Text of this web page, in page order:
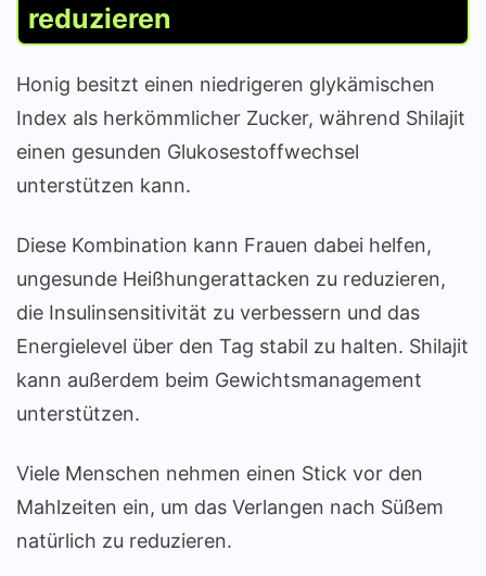
reduzieren
Honig besitzt einen niedrigeren glykämischen
Index als herkömmlicher Zucker, während Shilajit
einen gesunden Glukosestoffwechsel
unterstützen kann.
Diese Kombination kann Frauen dabei helfen,
ungesunde Heißhungerattacken zu reduzieren,
die Insulinsensitivität zu verbessern und das
Energielevel über den Tag stabil zu halten. Shilajit
kann außerdem beim Gewichtsmanagement
unterstützen.
Viele Menschen nehmen einen Stick vor den
Mahlzeiten ein, um das Verlangen nach Süßem
natürlich zu reduzieren.